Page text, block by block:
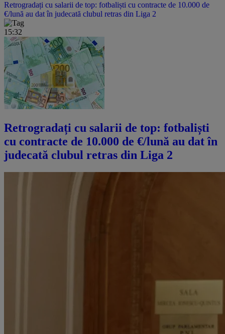
Retrogradați cu salarii de top: fotbaliști cu contracte de 10.000 de
€/lună au dat în judecată clubul retras din Liga 2
15:32
Retrogradați cu salarii de top: fotbaliști
cu contracte de 10.000 de €/lună au dat în
judecată clubul retras din Liga 2